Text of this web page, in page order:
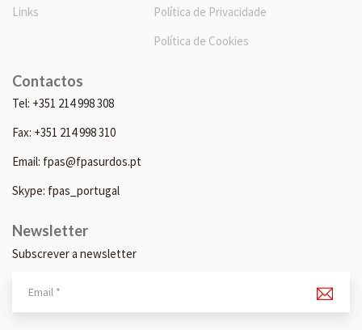
Links
Política de Privacidade
Política de Cookies
Contactos
Tel: +351 214 998 308
Fax: +351 214 998 310
Email: fpas@fpasurdos.pt
Skype: fpas_portugal
Newsletter
Subscrever a newsletter